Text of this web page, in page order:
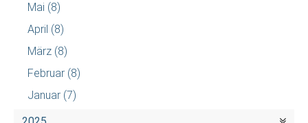
Mai (8)
April (8)
März (8)
Februar (8)
Januar (7)